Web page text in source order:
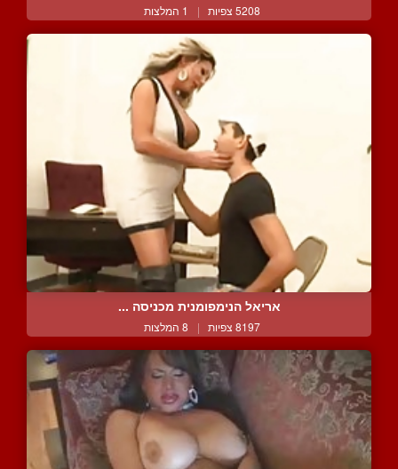
5208 צפיות | 1 המלצות
אריאל הנימפומנית מכניסה ...
8197 צפיות | 8 המלצות